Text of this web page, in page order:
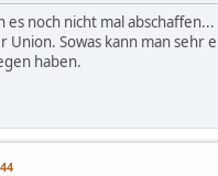
es noch nicht mal
Union. Sowas kann man sehr
haben.